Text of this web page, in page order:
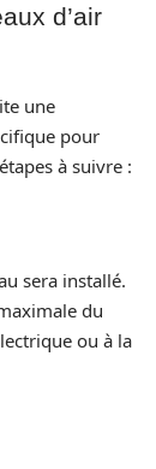
d’air
une
pour
à suivre :
sera installé.
du
ou à la